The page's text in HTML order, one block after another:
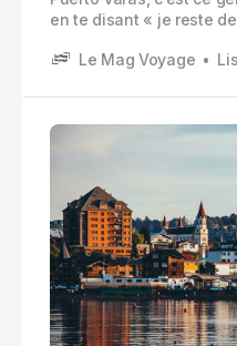
en te disant « je reste
bus pour en rester
Le Mag Voyage